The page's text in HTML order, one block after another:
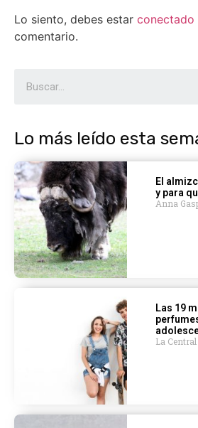
Lo siento, debes estar conectado
comentario.
Lo más leído esta
El
y para
Anna
Las 19
La